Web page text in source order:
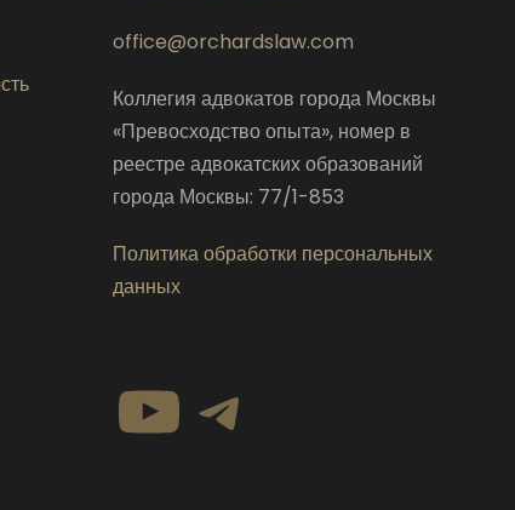
office@orchardslaw.com
Коллегия адвокатов города Москвы
«Превосходство опыта», номер в
реестре адвокатских образований
города Москвы: 77/1-853
Политика обработки персональных
данных
YouTube Telegram